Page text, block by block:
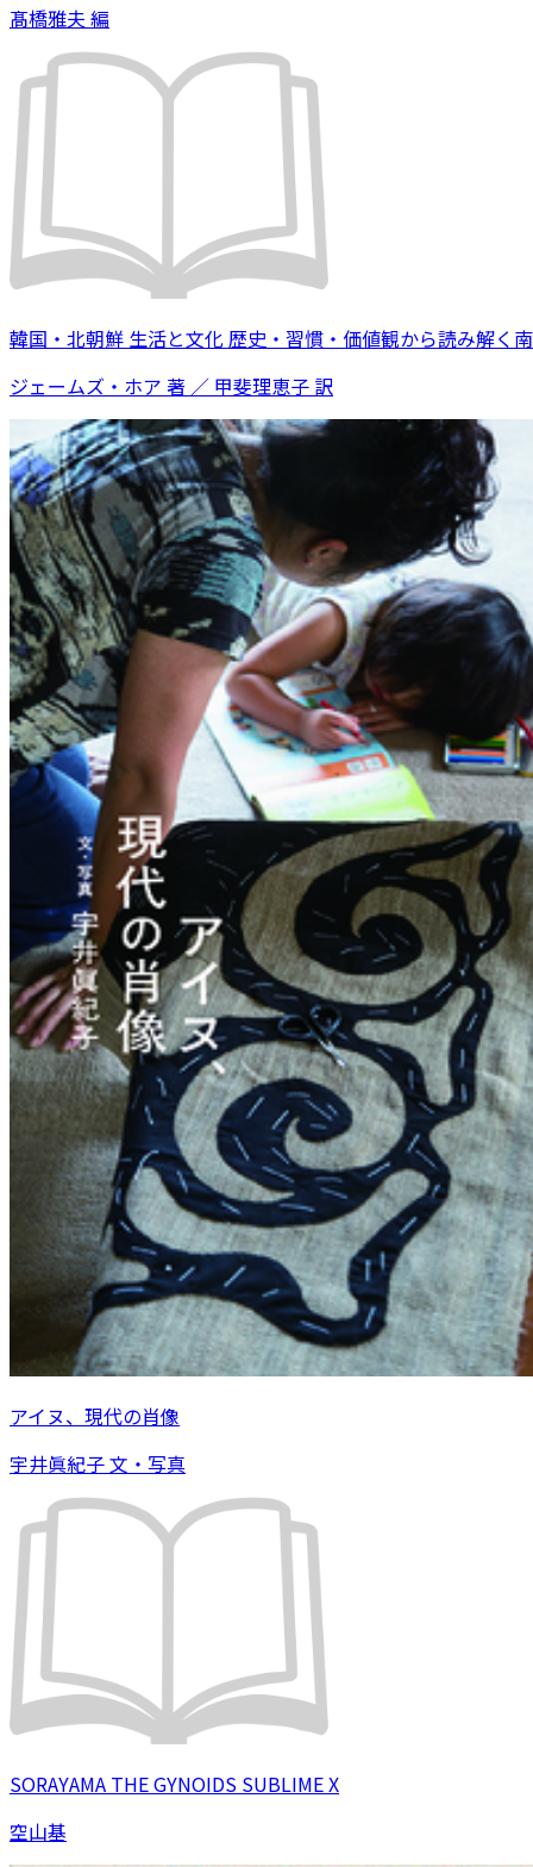
髙橋雅夫 編
韓国・北朝鮮 生活と文化 歴史・習慣・価値観から読み解く
ジェームズ・ホア 著 ／ 甲斐理恵子 訳
アイヌ、現代の肖像
宇井眞紀子 文・写真
SORAYAMA THE GYNOIDS SUBLIME X
空山基